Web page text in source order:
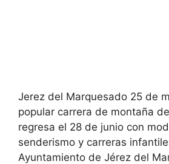
Jerez del Marquesado 25 de
popular carrera de montaña
regresa el 28 de junio con
senderismo y carreras
Ayuntamiento de Jérez del